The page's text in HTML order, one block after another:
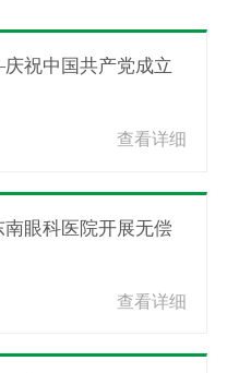
查看详细
眼科医院开展无偿
查看详细